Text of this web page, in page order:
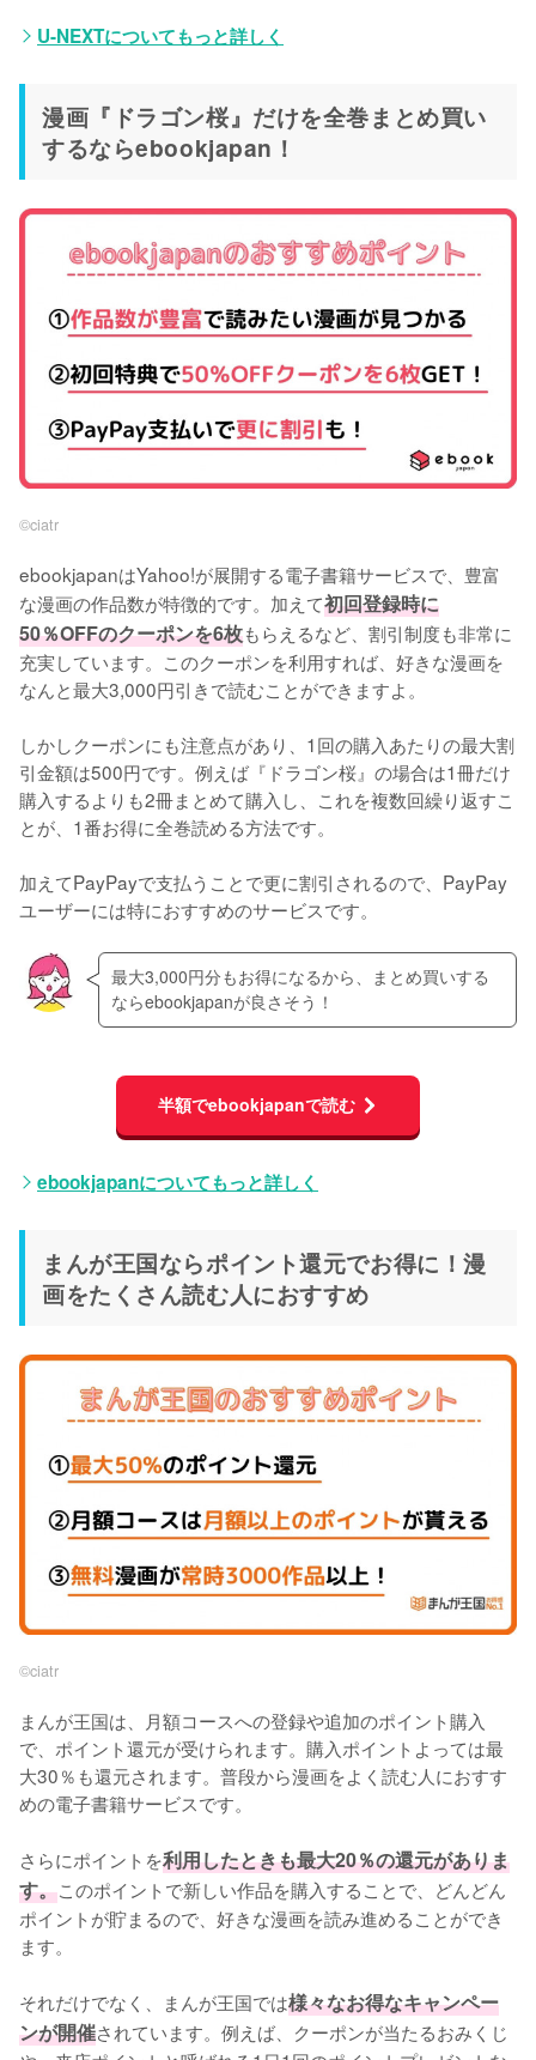
U-NEXTについてもっと詳しく
漫画『ドラゴン桜』だけを全巻まとめ買い
するならebookjapan！
©︎ciatr
ebookjapanはYahoo!が展開する電子書籍サービスで、豊富
な漫画の作品数が特徴的です。加えて初回登録時に
50％OFFのクーポンを6枚もらえるなど、割引制度も非常に
充実しています。このクーポンを利用すれば、好きな漫画を
なんと最大3,000円引きで読むことができますよ。
しかしクーポンにも注意点があり、1回の購入あたりの最大割
引金額は500円です。例えば『ドラゴン桜』の場合は1冊だけ
購入するよりも2冊まとめて購入し、これを複数回繰り返すこ
とが、1番お得に全巻読める方法です。
加えてPayPayで支払うことで更に割引されるので、PayPay
ユーザーには特におすすめのサービスです。
最大3,000円分もお得になるから、まとめ買いする
ならebookjapanが良さそう！
半額でebookjapanで読む
ebookjapanについてもっと詳しく
まんが王国ならポイント還元でお得に！漫
画をたくさん読む人におすすめ
©︎ciatr
まんが王国は、月額コースへの登録や追加のポイント購入
で、ポイント還元が受けられます。購入ポイントよっては最
大30％も還元されます。普段から漫画をよく読む人におすす
めの電子書籍サービスです。
さらにポイントを利用したときも最大20％の還元がありま
す。このポイントで新しい作品を購入することで、どんどん
ポイントが貯まるので、好きな漫画を読み進めることができ
ます。
それだけでなく、まんが王国では様々なお得なキャンペー
ンが開催されています。例えば、クーポンが当たるおみくじ